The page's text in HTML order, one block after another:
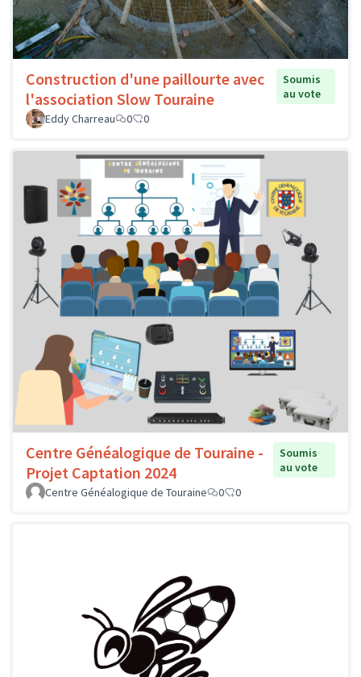
Construction d'une paillourte avec
l'association Slow Touraine
Soumis
au vote
Eddy Charreau
0 0
Centre Généalogique de Touraine -
Projet Captation 2024
Soumis
au vote
Centre Généalogique de Touraine
0 0